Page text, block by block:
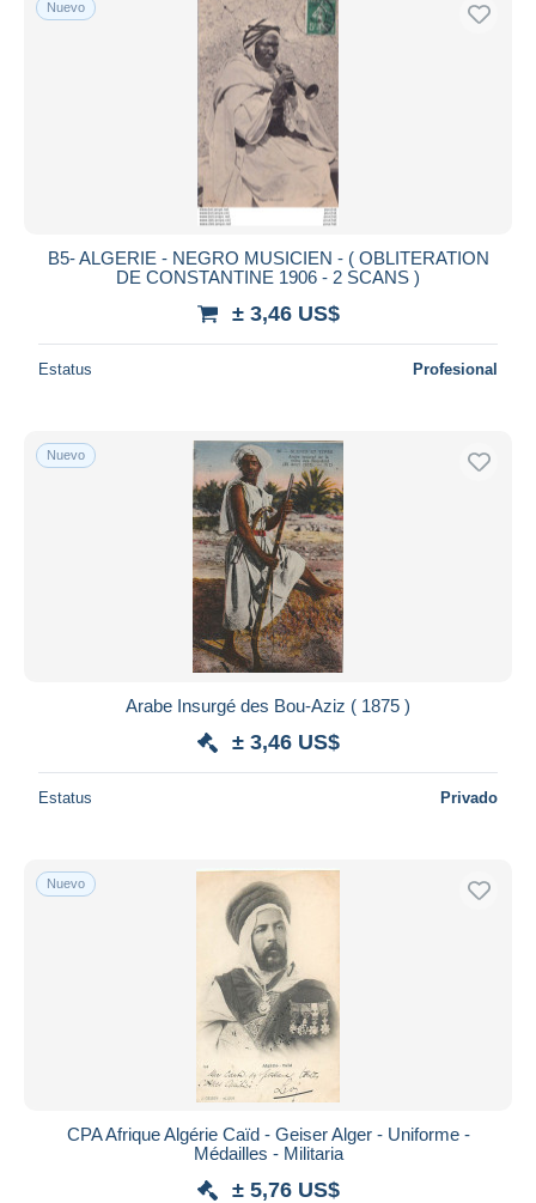
Sólo con descuento
Transferencia bancaria
Mastercard
iDeal
Deseleccionar todo
Aplicar
Nuevo
B5- ALGERIE - NEGRO MUSICIEN - ( OBLITERATION
DE CONSTANTINE 1906 - 2 SCANS )
± 3,46 US$
Estatus Profesional
Nuevo
Arabe Insurgé des Bou-Aziz ( 1875 )
± 3,46 US$
Estatus Privado
Nuevo
CPA Afrique Algérie Caïd - Geiser Alger - Uniforme -
Médailles - Militaria
± 5,76 US$